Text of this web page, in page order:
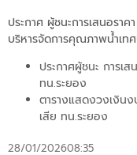
ประกาศ ผู้ชนะการเสนอรา
บริหารจัดการคุณภาพน้ำเท
ประกาศผู้ชนะ การเ
ทน.ระยอง
ตารางแสดงวงเงิน
เสีย ทน.ระยอง
28/01/202608:35